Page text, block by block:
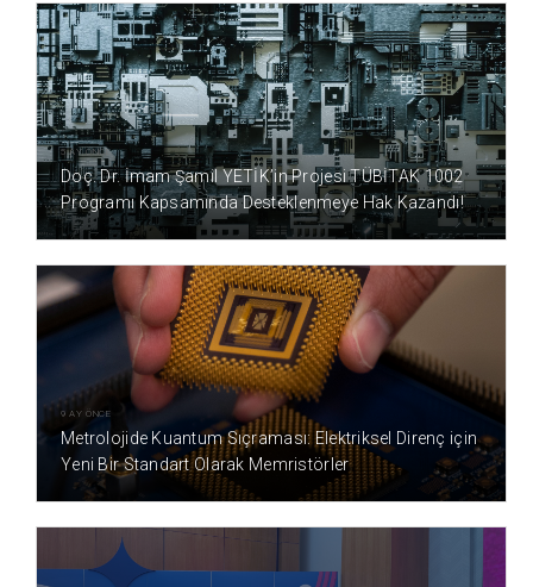
5 AY ÖNCE
Doç. Dr. İmam Şamil YETİK’in Projesi TÜBİTAK 1002
Programı Kapsamında Desteklenmeye Hak Kazandı!
9 AY ÖNCE
Metrolojide Kuantum Sıçraması: Elektriksel Direnç için
Yeni Bir Standart Olarak Memristörler